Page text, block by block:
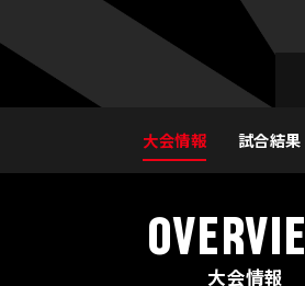
大会情報 試合結
大会情報